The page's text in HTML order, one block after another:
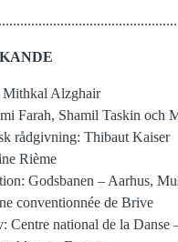
Alzghair
Farah, Shamil Taskin och
rådgivning: Thibaut Kaiser
Rième
Godsbanen – Aarhus,
conventionnée de Brive
Centre national de la